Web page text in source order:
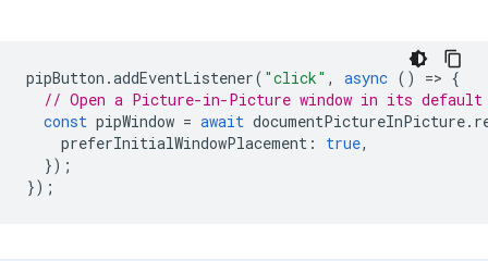
pipButton .addEventListener( "click" , async () => {
// Open a Picture-in-Picture window in its
const pipWindow = await documentPictureInPicture.
preferInitialWindowPlacement : true,
});
});